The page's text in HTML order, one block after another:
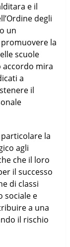
e il
degli
un
la
scuole
accordo mira
a
il
la
agli
che il loro
il successo
di classi
sociale e
a una
il rischio